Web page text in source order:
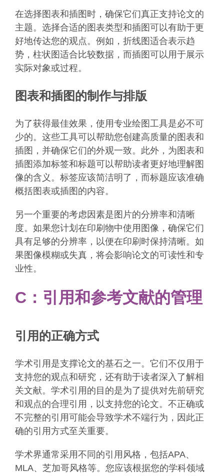
在选择图表和插图时，确保它们真正支持论文的
主题。选择合适的图表类型和插图可以有助于更
好地传达您的观点。例如，折线图适合表示趋
势，柱状图适合比较数据，而插图可以用于展示
实际对象或过程。
图表和插图的制作与排版
为了获得最佳效果，使用专业绘图工具是必不可
少的。这些工具可以帮助您创建高质量的图表和
插图，并确保它们的外观一致。此外，为图表和
插图添加标签和标题可以帮助读者更好地理解图
像的含义。标签应该简洁明了，而标题应该准确
概括图表或插图的内容。
另一个重要的考虑因素是图片的分辨率和清晰
度。如果您计划在印刷物中使用图像，确保它们
具有足够的分辨率，以便在印刷时保持清晰。如
果图像模糊或失真，将会影响论文的可读性和专
业性。
C：引用和参考文献的管理
引用的正确方式
学术引用是支撑论文的基石之一。它们不仅用于
支持您的观点和研究，还有助于读者深入了解相
关文献。学术引用的目的是为了提供对先前研究
和观点的合理引用，以支持您的论文。不正确或
不完整的引用可能会导致学术不端行为，因此正
确的引用方式至关重要。
学术界通常采用不同的引用风格，包括APA、
MLA、芝加哥风格等。您应该根据您的学科领域